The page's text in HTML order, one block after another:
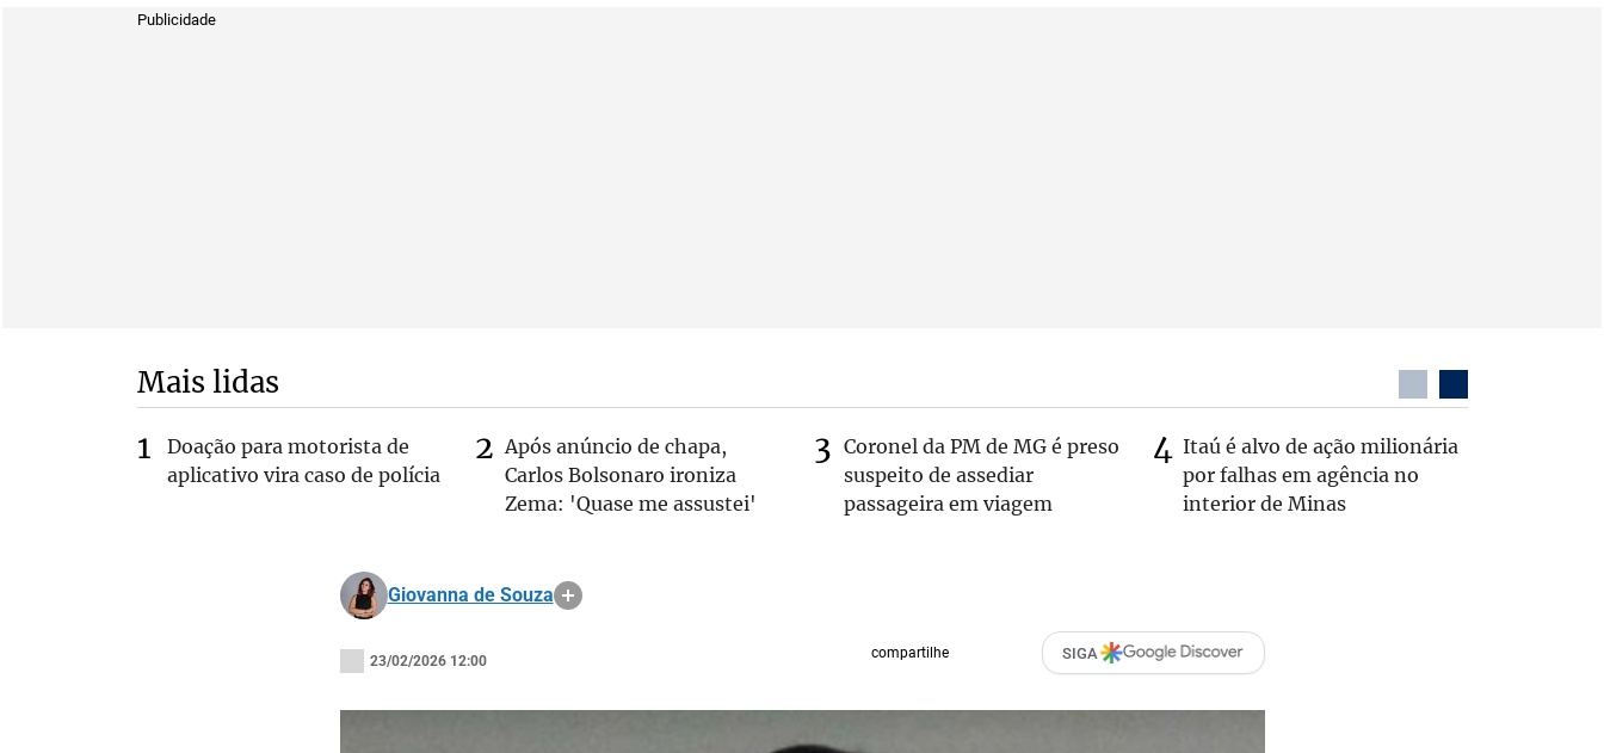
Publicidade
Mais lidas
Doação para motorista de
aplicativo vira caso de polícia
Após anúncio de chapa,
Carlos Bolsonaro ironiza
Zema: 'Quase me assustei'
Coronel da PM de MG é preso
suspeito de assediar
passageira em viagem
Itaú é alvo de ação milionária
por falhas em agência no
interior de Minas
Giovanna de Souza
23/02/2026 12:00 compartilhe SIGA